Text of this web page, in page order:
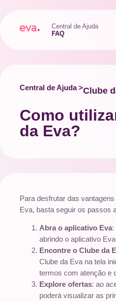
Central de Ajuda
FAQ
Central de Ajuda >Clube
Como
da Eva?
Para desfrutar das
Eva, basta seguir os passos
Abra o aplicativo Eva:
abrindo o aplicativo
Encontre o Clube da
Clube da Eva na tela
termos com atenção e
Explore ofertas: ao
poderá visualizar as